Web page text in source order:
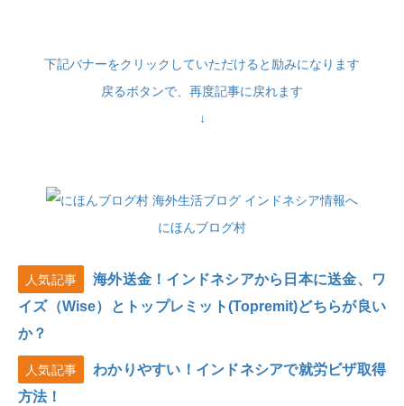
下記バナーをクリックしていただけると励みになります
戻るボタンで、再度記事に戻れます
↓
にほんブログ村
人気記事
海外送金！インドネシアから日本に送金、ワ
イズ（Wise）とトップレミット(Topremit)どちらが良い
か？
人気記事
わかりやすい！インドネシアで就労ビザ取得
方法！